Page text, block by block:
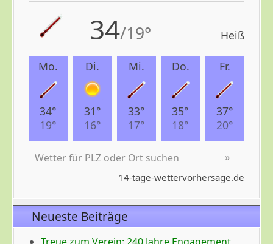
Neueste Beiträge
Treue zum Verein: 240 Jahre Engagement